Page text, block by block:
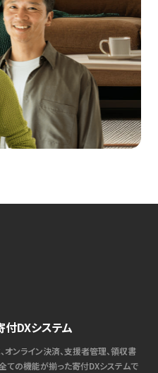
DXシステム
オンライン決済、支援者管理、領収書
ての機能が揃った寄付DXシステムで